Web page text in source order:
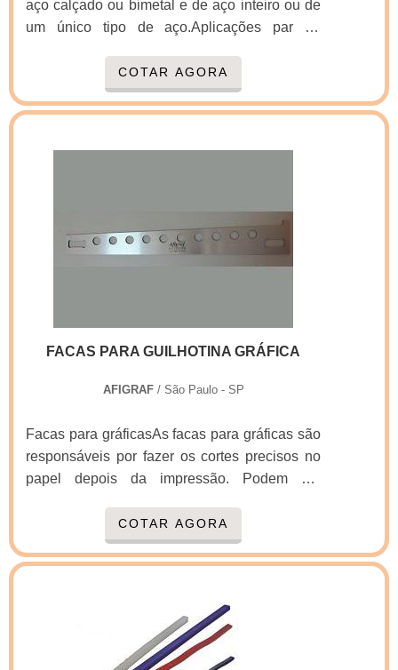
aço calçado ou bimetal e de aço inteiro ou de
um único tipo de aço.Aplicações par ao
em guilhotinas lineares e de maior tamanho,
pois essa faca permite ser furada após o
tratamento térmico, além de permitir reparos
COTAR AGORA
FACAS PARA GUILHOTINA GRÁFICA
AFIGRAF / São Paulo - SP
Facas para gráficasAs facas para gráficas são
responsáveis por fazer os cortes precisos no
papel depois da impressão. Podem ser
personalizada, de acordo com a necessidade
de cada cliente e sua aplicação.Cuidados no
processo de afiaçãoÉ bem comum no
longas e com fio de corte que termina em zero,
como as facas gráficas, que se ouçam
reclamações de que a faca está ...
COTAR AGORA